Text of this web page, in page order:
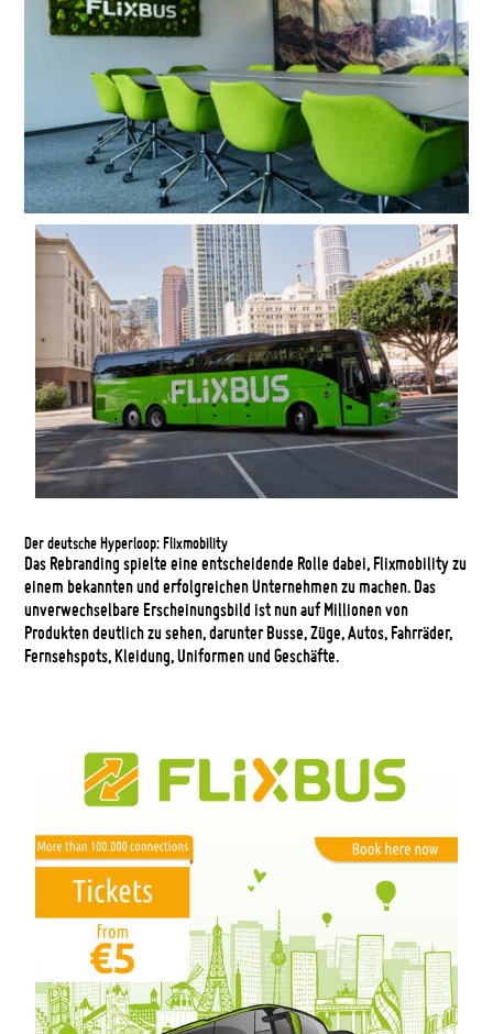
Der deutsche Hyperloop: Flixmobility
Das Rebranding spielte eine entscheidende Rolle dabei, Flixmobility zu
einem bekannten und erfolgreichen Unternehmen zu machen. Das
unverwechselbare Erscheinungsbild ist nun auf Millionen von
Produkten deutlich zu sehen, darunter Busse, Züge, Autos, Fahrräder,
Fernsehspots, Kleidung, Uniformen und Geschäfte.